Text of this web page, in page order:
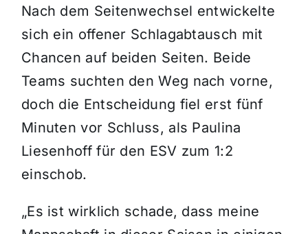
Nach dem Seitenwechsel entwickelte
sich ein offener Schlagabtausch mit
Chancen auf beiden Seiten. Beide
Teams suchten den Weg nach vorne,
doch die Entscheidung fiel erst fünf
Minuten vor Schluss, als Paulina
Liesenhoff für den ESV zum 1:2
einschob.
„Es ist wirklich schade, dass meine